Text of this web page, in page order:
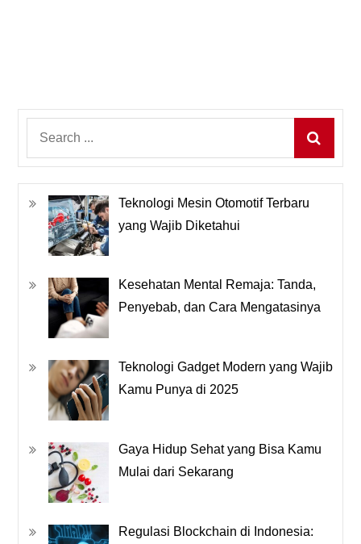
Teknologi Mesin Otomotif Terbaru
yang Wajib Diketahui
Kesehatan Mental Remaja: Tanda,
Penyebab, dan Cara Mengatasinya
Teknologi Gadget Modern yang Wajib
Kamu Punya di 2025
Gaya Hidup Sehat yang Bisa Kamu
Mulai dari Sekarang
Regulasi Blockchain di Indonesia: